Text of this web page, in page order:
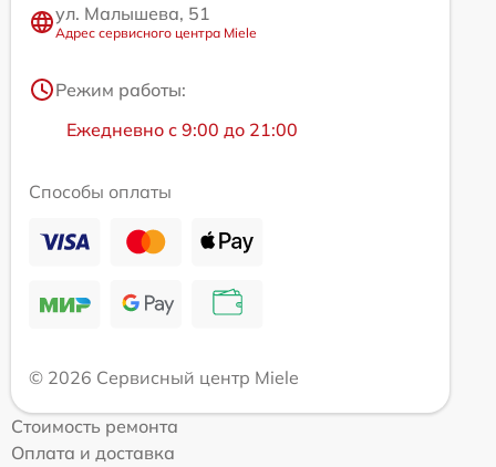
ул. Малышева, 51
Адрес сервисного центра Miele
Режим работы:
Ежедневно с 9:00 до 21:00
Способы оплаты
© 2026 Сервисный центр Miele
Стоимость ремонта
Оплата и доставка